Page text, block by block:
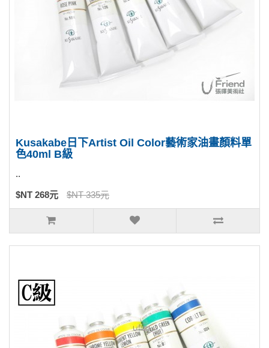
Kusakabe日下Artist Oil Color藝術家油畫顏料單
色40ml B級
..
$NT 268元 $NT 335元